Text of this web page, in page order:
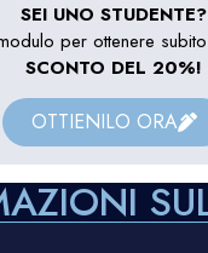
SEI UNO STUDENTE?
per ottenere
SCONTO DEL 20%!
OTTIENILO ORA